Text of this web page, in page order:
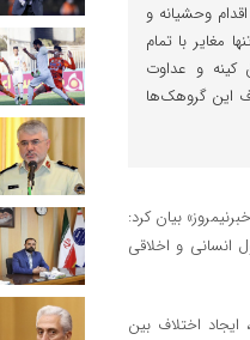
وحشیانه و
مغایر با تمام
کینه و عداوت
این گروهک‌ها
بیان کرد:
انسانی و اخلاقی
اختلاف بین